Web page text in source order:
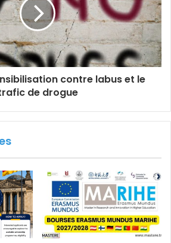
contre labus et le
de drogue